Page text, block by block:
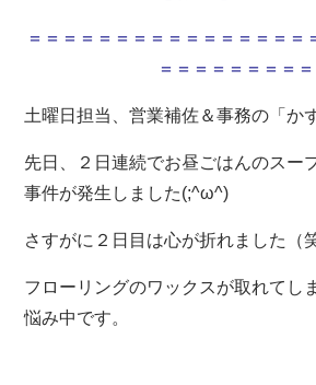
＝＝＝＝＝＝＝＝＝＝＝＝＝＝＝＝
＝＝＝＝＝＝＝＝＝
土曜日担当、営業補佐＆事務の「か
先日、２日連続でお昼ごはんのスー
事件が発生しました(;^ω^)
さすがに２日目は心が折れました（
フローリングのワックスが取れてし
悩み中です。